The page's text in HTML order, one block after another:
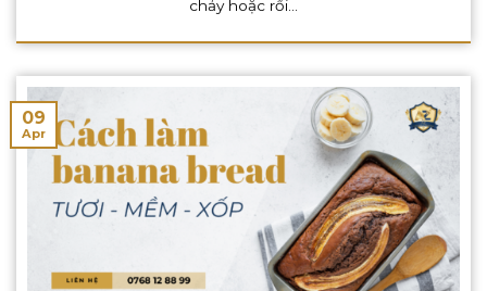
chảy hoặc rối...
09
Apr